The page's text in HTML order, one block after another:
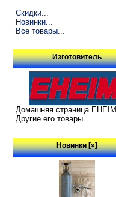
Скидки...
Новинки...
Все товары...
Изготовитель
Домашняя страница EHEIM
Другие его товары
Новинки [»]